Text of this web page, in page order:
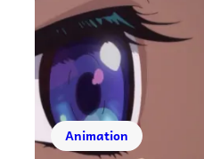
Animation